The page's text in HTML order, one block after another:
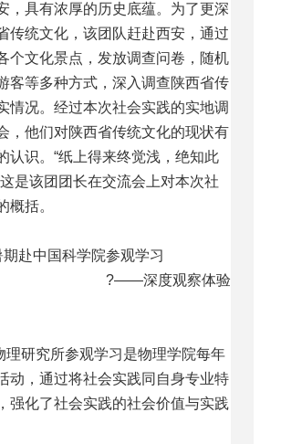
，具有浓厚的历史底蕴。为了更深
传统文化，该团队赶赴西安，通过
个文化景点，发放调查问卷，随机
客等多种方式，深入调查陕西省传
情况。经过本次社会实践的实地调
，他们对陕西省传统文化的现状有
认识。“纸上得来终觉浅，绝知此
是该团团长在交流会上对本次社
概括。
期赴中国科学院参观学习
?——深度观察体验
理研究所参观学习是物理学院每年
动， 通过将社会实践同自身专业特
强化了社会实践的社会价值与实践